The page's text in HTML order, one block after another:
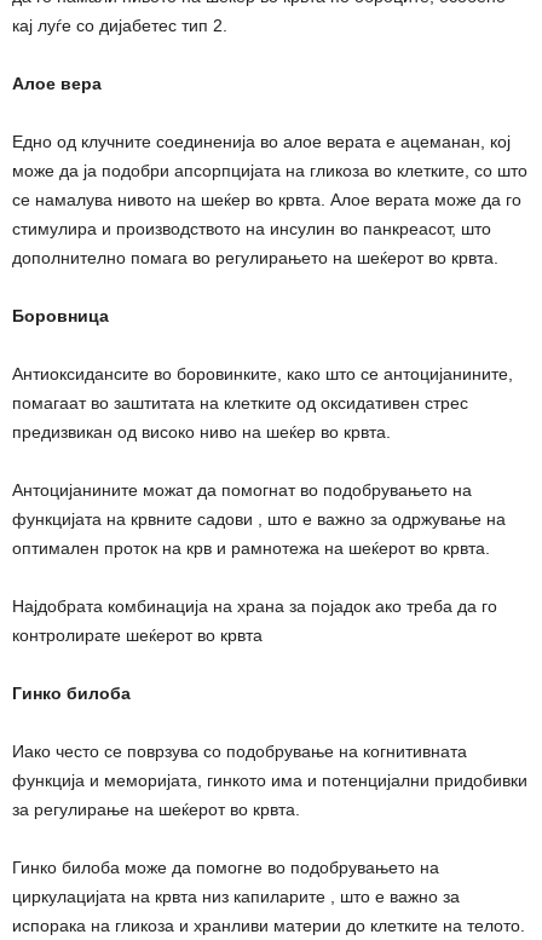
кај луѓе со дијабетес тип 2.
Алое вера
Едно од клучните соединенија во алое верата е ацеманан, кој
може да ја подобри апсорпцијата на гликоза во клетките, со што
се намалува нивото на шеќер во крвта. Алое верата може да го
стимулира и производството на инсулин во панкреасот, што
дополнително помага во регулирањето на шеќерот во крвта.
Боровница
Антиоксидансите во боровинките, како што се антоцијанините,
помагаат во заштитата на клетките од оксидативен стрес
предизвикан од високо ниво на шеќер во крвта.
Антоцијанините можат да помогнат во подобрувањето на
функцијата на крвните садови , што е важно за одржување на
оптимален проток на крв и рамнотежа на шеќерот во крвта.
Најдобрата комбинација на храна за појадок ако треба да го
контролирате шеќерот во крвта
Гинко билоба
Иако често се поврзува со подобрување на когнитивната
функција и меморијата, гинкото има и потенцијални придобивки
за регулирање на шеќерот во крвта.
Гинко билоба може да помогне во подобрувањето на
циркулацијата на крвта низ капиларите , што е важно за
испорака на гликоза и хранливи материи до клетките на телото.